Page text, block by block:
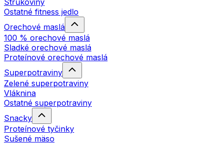
Strukoviny
Ostatné fitness jedlo
Orechové maslá
100 % orechové maslá
Sladké orechové maslá
Proteínové orechové maslá
Superpotraviny
Zelené superpotraviny
Vláknina
Ostatné superpotraviny
Snacky
Proteínové tyčinky
Sušené mäso